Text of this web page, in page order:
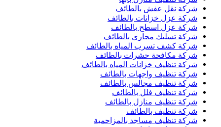
شركة نقل عفش بالطائف
شركة عزل خزانات بالطائف
شركة عزل اسطح بالطائف
شركة تسليك مجارى بالطائف
شركة كشف تسرب المياه بالطائف
شركة مكافحة حشرات بالطائف
شركة تنظيف خزانات المياه بالطائف
شركة تنظيف واجهات بالطائف
شركة تنظيف مجالس بالطائف
شركة تنظيف فلل بالطائف
شركة تنظيف منازل بالطائف
شركة تنظيف بالطائف
شركة تنظيف مساجد بالمزاحمية